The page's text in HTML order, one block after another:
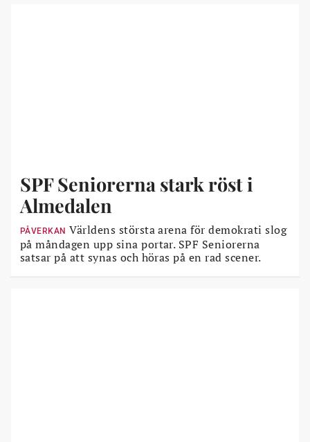
SPF Seniorerna stark röst i
Almedalen
PÅVERKAN Världens största arena för demokrati slog
på måndagen upp sina portar. SPF Seniorerna
satsar på att synas och höras på en rad scener.